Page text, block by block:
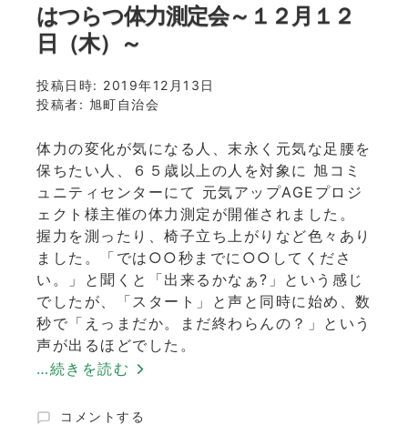
治
会
年
年
始
館
の
お
知
ら
せ
に
はつらつ体力測定会～１２月１２
日（木）～
投稿日時: 2019年12月13日
投稿者: 旭町自治会
体力の変化が気になる人、末永く元気な足腰を
保ちたい人、６５歳以上の人を対象に 旭コミ
ュニティセンターにて 元気アップAGEプロジ
ェクト様主催の体力測定が開催されました。
握力を測ったり、椅子立ち上がりなど色々あり
ました。「では○○秒までに○○してくださ
い。」と聞くと「出来るかなぁ?」という感じ
でしたが、「スタート」と声と同時に始め、数
秒で「えっまだか。まだ終わらんの？」という
声が出るほどでした。
…続きを読む
は
コメントする